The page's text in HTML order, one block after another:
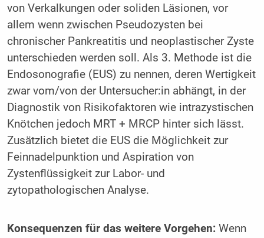
von Verkalkungen oder soliden Läsionen, vor
allem wenn zwischen Pseudozysten bei
chronischer Pankreatitis und neoplastischer Zyste
unterschieden werden soll. Als 3. Methode ist die
Endosonografie (EUS) zu nennen, deren Wertigkeit
zwar vom/von der Untersucher:in abhängt, in der
Diagnostik von Risikofaktoren wie intrazystischen
Knötchen jedoch MRT + MRCP hinter sich lässt.
Zusätzlich bietet die EUS die Möglichkeit zur
Feinnadelpunktion und Aspiration von
Zystenflüssigkeit zur Labor- und
zytopathologischen Analyse.
Konsequenzen für das weitere Vorgehen: Wenn